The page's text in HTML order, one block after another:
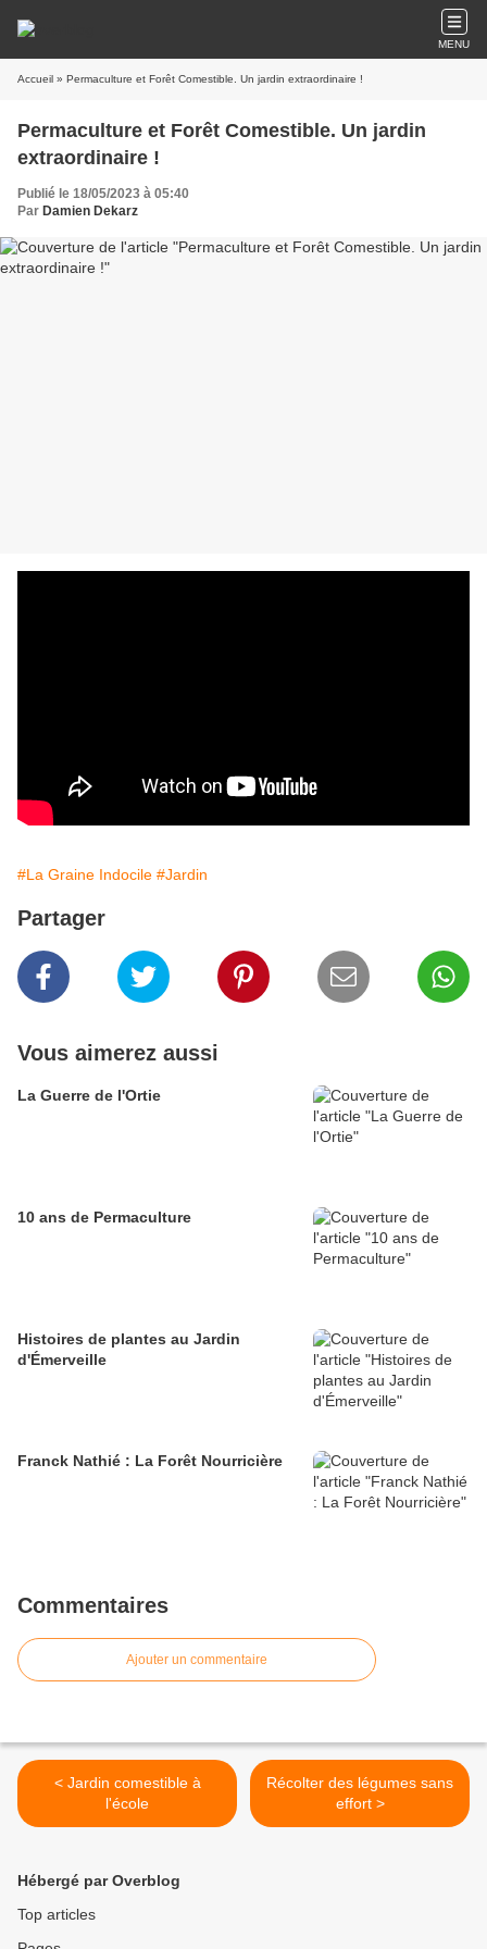
MENU
Accueil » Permaculture et Forêt Comestible. Un jardin extraordinaire !
Permaculture et Forêt Comestible. Un jardin
extraordinaire !
Publié le 18/05/2023 à 05:40
Par Damien Dekarz
#La Graine Indocile #Jardin
Partager
Vous aimerez aussi
La Guerre de l'Ortie
10 ans de Permaculture
Histoires de plantes au Jardin
d'Émerveille
Franck Nathié : La Forêt Nourricière
Commentaires
Ajouter un commentaire
< Jardin comestible à
l'école
Récolter des légumes sans
effort >
Hébergé par Overblog
Top articles